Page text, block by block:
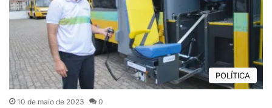
POLÍTICA
10 de maio de 2023 0